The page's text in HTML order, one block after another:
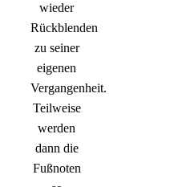
wieder
Rückblenden
zu seiner
eigenen
Vergangenheit.
Teilweise
werden
dann die
Fußnoten